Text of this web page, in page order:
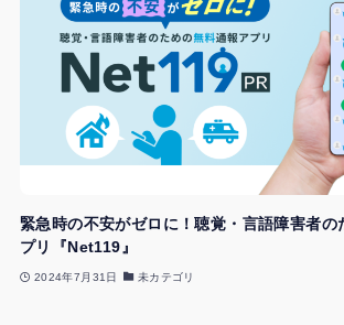
緊急時の不安がゼロに！聴覚・言語障害者の
プリ『Net119』
2024年7月31日 未カテゴリ